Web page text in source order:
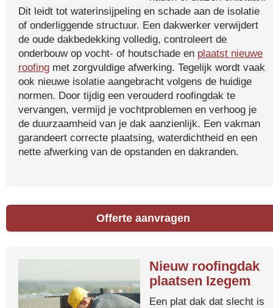
Dit leidt tot waterinsijpeling en schade aan de isolatie
of onderliggende structuur. Een dakwerker verwijdert
de oude dakbedekking volledig, controleert de
onderbouw op vocht- of houtschade en plaatst nieuwe
roofing met zorgvuldige afwerking. Tegelijk wordt vaak
ook nieuwe isolatie aangebracht volgens de huidige
normen. Door tijdig een verouderd roofingdak te
vervangen, vermijd je vochtproblemen en verhoog je
de duurzaamheid van je dak aanzienlijk. Een vakman
garandeert correcte plaatsing, waterdichtheid en een
nette afwerking van de opstanden en dakranden.
Offerte aanvragen
Nieuw roofingdak
plaatsen Izegem
Een plat dak dat slecht is